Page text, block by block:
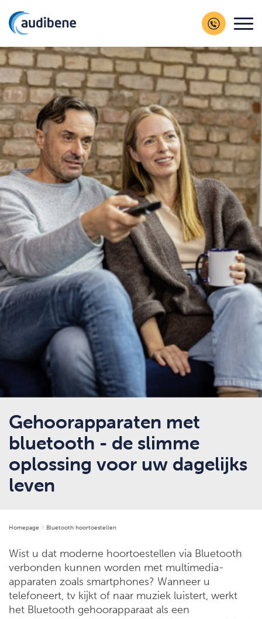
Gehoorapparaten met
bluetooth - de slimme
oplossing voor uw dagelijks
leven
Homepage Bluetooth hoortoestellen
Wist u dat moderne hoortoestellen via Bluetooth
verbonden kunnen worden met multimedia-
apparaten zoals smartphones? Wanneer u
telefoneert, tv kijkt of naar muziek luistert, werkt
het Bluetooth gehoorapparaat als een